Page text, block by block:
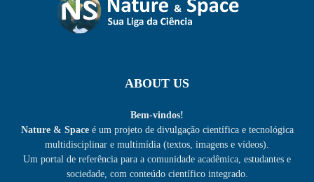
ABOUT US
Bem-vindos!
Nature & Spaceé um projeto de divulgação científica e tecnológica
multidisciplinar e multimídia (textos, imagens e vídeos).
Um portal de referência para a comunidade acadêmica, estudantes e
sociedade, com conteúdo científico integrado.